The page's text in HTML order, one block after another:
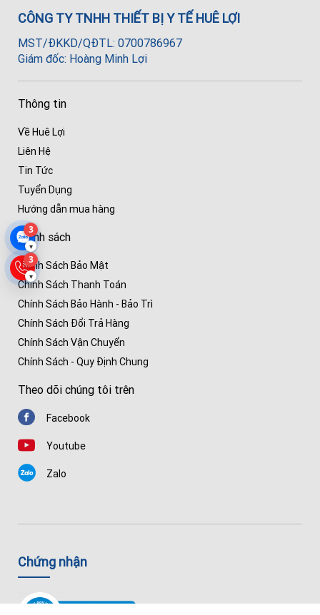
3
▾
3
▾
CÔNG TY TNHH THIẾT BỊ Y TẾ HUÊ LỢI
MST/ĐKKD/QĐTL: 0700786967
Giám đốc: Hoàng Minh Lợi
Thông tin
Về Huê Lợi
Liên Hệ
Tin Tức
Tuyển Dụng
Hướng dẫn mua hàng
Chính sách
Chính Sách Bảo Mật
Chính Sách Thanh Toán
Chính Sách Bảo Hành - Bảo Trì
Chính Sách Đổi Trả Hàng
Chính Sách Vận Chuyển
Chính Sách - Quy Định Chung
Theo dõi chúng tôi trên
Facebook
Youtube
Zalo
Chứng nhận